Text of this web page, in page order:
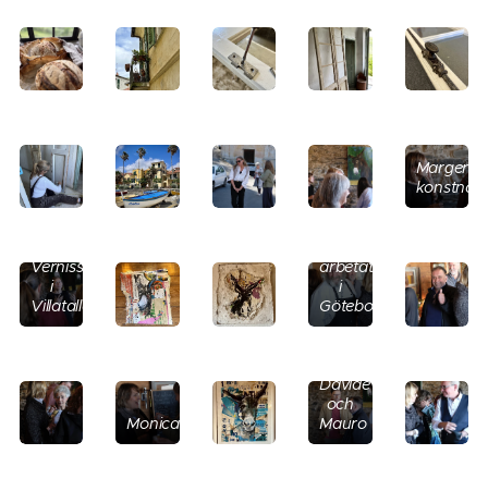
Vernissage
i
Villatalla.
Som
talar
svenska
efter
arbetat
i
Göteborg.
Monica
Davide
och
Mauro